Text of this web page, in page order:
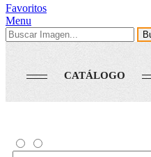
Favoritos
Menu
CATÁLOGO